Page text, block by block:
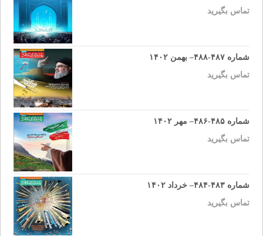
تماس بگیرید
شماره ۴۸۷-۴۸۸– بهمن ۱۴۰۲
تماس بگیرید
شماره ۴۸۵-۴۸۶– مهر ۱۴۰۲
تماس بگیرید
شماره ۴۸۳-۴۸۴– خرداد ۱۴۰۲
تماس بگیرید